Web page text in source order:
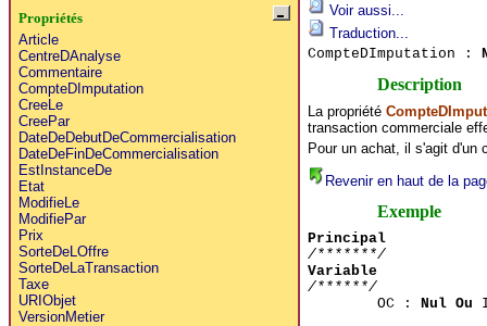
Propriétés
Article
CentreDAnalyse
Commentaire
CompteDImputation
CreeLe
CreePar
DateDeDebutDeCommercialisation
DateDeFinDeCommercialisation
EstInstanceDe
Etat
ModifieLe
ModifiePar
Prix
SorteDeLOffre
SorteDeLaTransaction
Taxe
URIObjet
VersionMetier
Voir aussi...
Traduction...
CompteDImputation :
Description
La propriété
transaction commerciale
Pour un achat, il s'agit d'un
Revenir en haut de la
Exemple
Principal
/*******/
Variable
/******/
OC : Nul Ou